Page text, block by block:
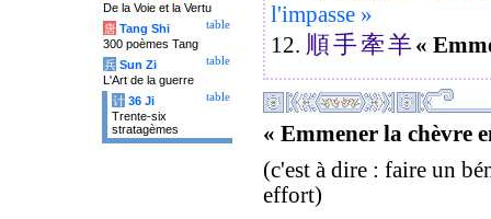
l'impasse »
12. 順手牽羊«
« Emmener la chèvre
(c'est à dire : faire un
effort)
De la Voie et la Vertu
table
唐 Tang Shi
300 poèmes Tang
table
兵 Sun Zi
L'Art de la guerre
table
计 36 Ji
Trente-six
stratagèmes